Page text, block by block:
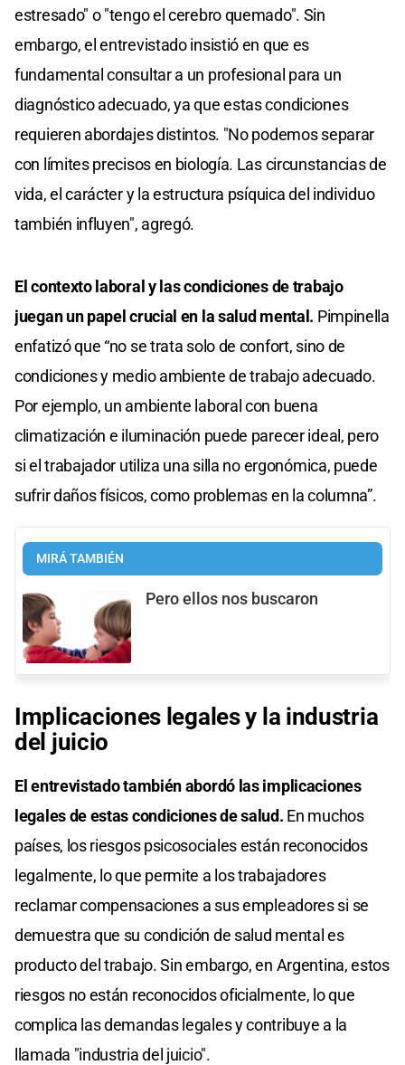
estresado" o "tengo el cerebro quemado". Sin
embargo, el entrevistado insistió en que es
fundamental consultar a un profesional para un
diagnóstico adecuado, ya que estas condiciones
requieren abordajes distintos. "No podemos separar
con límites precisos en biología. Las circunstancias de
vida, el carácter y la estructura psíquica del individuo
también influyen", agregó.
El contexto laboral y las condiciones de trabajo
juegan un papel crucial en la salud mental. Pimpinella
enfatizó que “no se trata solo de confort, sino de
condiciones y medio ambiente de trabajo adecuado.
Por ejemplo, un ambiente laboral con buena
climatización e iluminación puede parecer ideal, pero
si el trabajador utiliza una silla no ergonómica, puede
sufrir daños físicos, como problemas en la columna”.
MIRÁ TAMBIÉN
Pero ellos nos buscaron
Implicaciones legales y la industria
del juicio
El entrevistado también abordó las implicaciones
legales de estas condiciones de salud. En muchos
países, los riesgos psicosociales están reconocidos
legalmente, lo que permite a los trabajadores
reclamar compensaciones a sus empleadores si se
demuestra que su condición de salud mental es
producto del trabajo. Sin embargo, en Argentina, estos
riesgos no están reconocidos oficialmente, lo que
complica las demandas legales y contribuye a la
llamada "industria del juicio".